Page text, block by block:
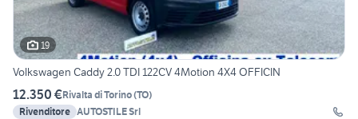
19
Volkswagen Caddy 2.0 TDI 122CV 4Motion 4X4 OFFICIN
12.350 €Rivalta di Torino(TO)
Rivenditore AUTOSTILE Srl